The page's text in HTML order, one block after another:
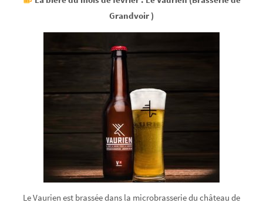
Grandvoir )
Le Vaurien est brassée dans la microbrasserie du château de